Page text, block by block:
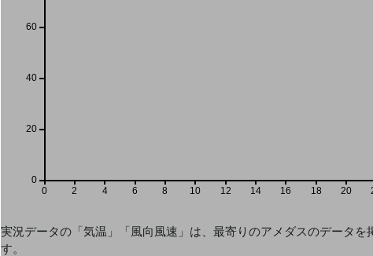
0 2 4 6 8 10 12 14 16 18 20
0
20
40
60
実況データの「気温」「風向風速」は、最寄りのアメダスのデータを
す。